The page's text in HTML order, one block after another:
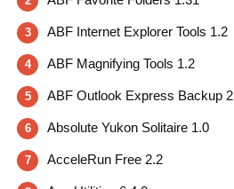
3 ABF Internet Explorer Tools 1.2
4 ABF Magnifying Tools 1.2
5 ABF Outlook Express Backup
6 Absolute Yukon Solitaire 1.0
7 AcceleRun Free 2.2